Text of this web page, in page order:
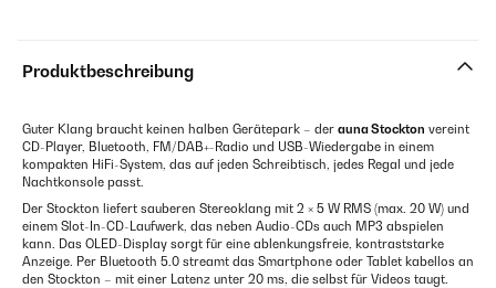
Produktbeschreibung
Guter Klang braucht keinen halben Gerätepark – der auna Stockton vereint
CD-Player, Bluetooth, FM/DAB+-Radio und USB-Wiedergabe in einem
kompakten HiFi-System, das auf jeden Schreibtisch, jedes Regal und jede
Nachtkonsole passt.
Der Stockton liefert sauberen Stereoklang mit 2 × 5 W RMS (max. 20 W) und
einem Slot-In-CD-Laufwerk, das neben Audio-CDs auch MP3 abspielen
kann. Das OLED-Display sorgt für eine ablenkungsfreie, kontraststarke
Anzeige. Per Bluetooth 5.0 streamt das Smartphone oder Tablet kabellos an
den Stockton – mit einer Latenz unter 20 ms, die selbst für Videos taugt.